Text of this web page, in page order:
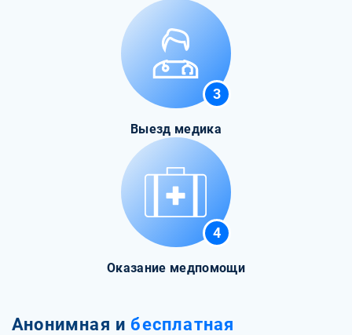
3
Выезд медика
4
Оказание медпомощи
Анонимная и бесплатная